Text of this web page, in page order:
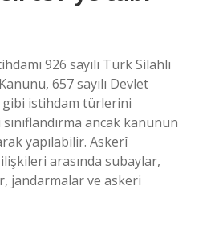
926 sayılı Türk Silahlı
657 sayılı Devlet
istihdam türlerini
ancak kanunun
yapılabilir. Askerî
arasında subaylar,
jandarmalar ve askeri